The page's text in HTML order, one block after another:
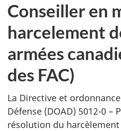
Conseiller en
harcelement
armées
des FAC)
La Directive et
Défense (DOAD) 5012-0 –
résolution du